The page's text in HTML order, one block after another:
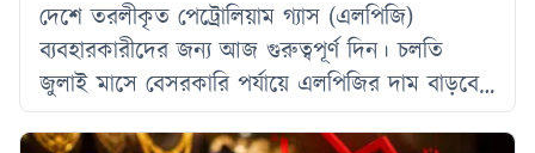
দেশে তরলীকৃত পেট্রোলিয়াম গ্যাস (এলপিজি)
ব্যবহারকারীদের জন্য আজ গুরুত্বপূর্ণ দিন। চলতি
জুলাই মাসে বেসরকারি পর্যায়ে এলপিজির দাম বাড়বে
নাকি কমবে, সেই সিদ্ধান্ত বৃহস্পতিবার (২ জুলাই)